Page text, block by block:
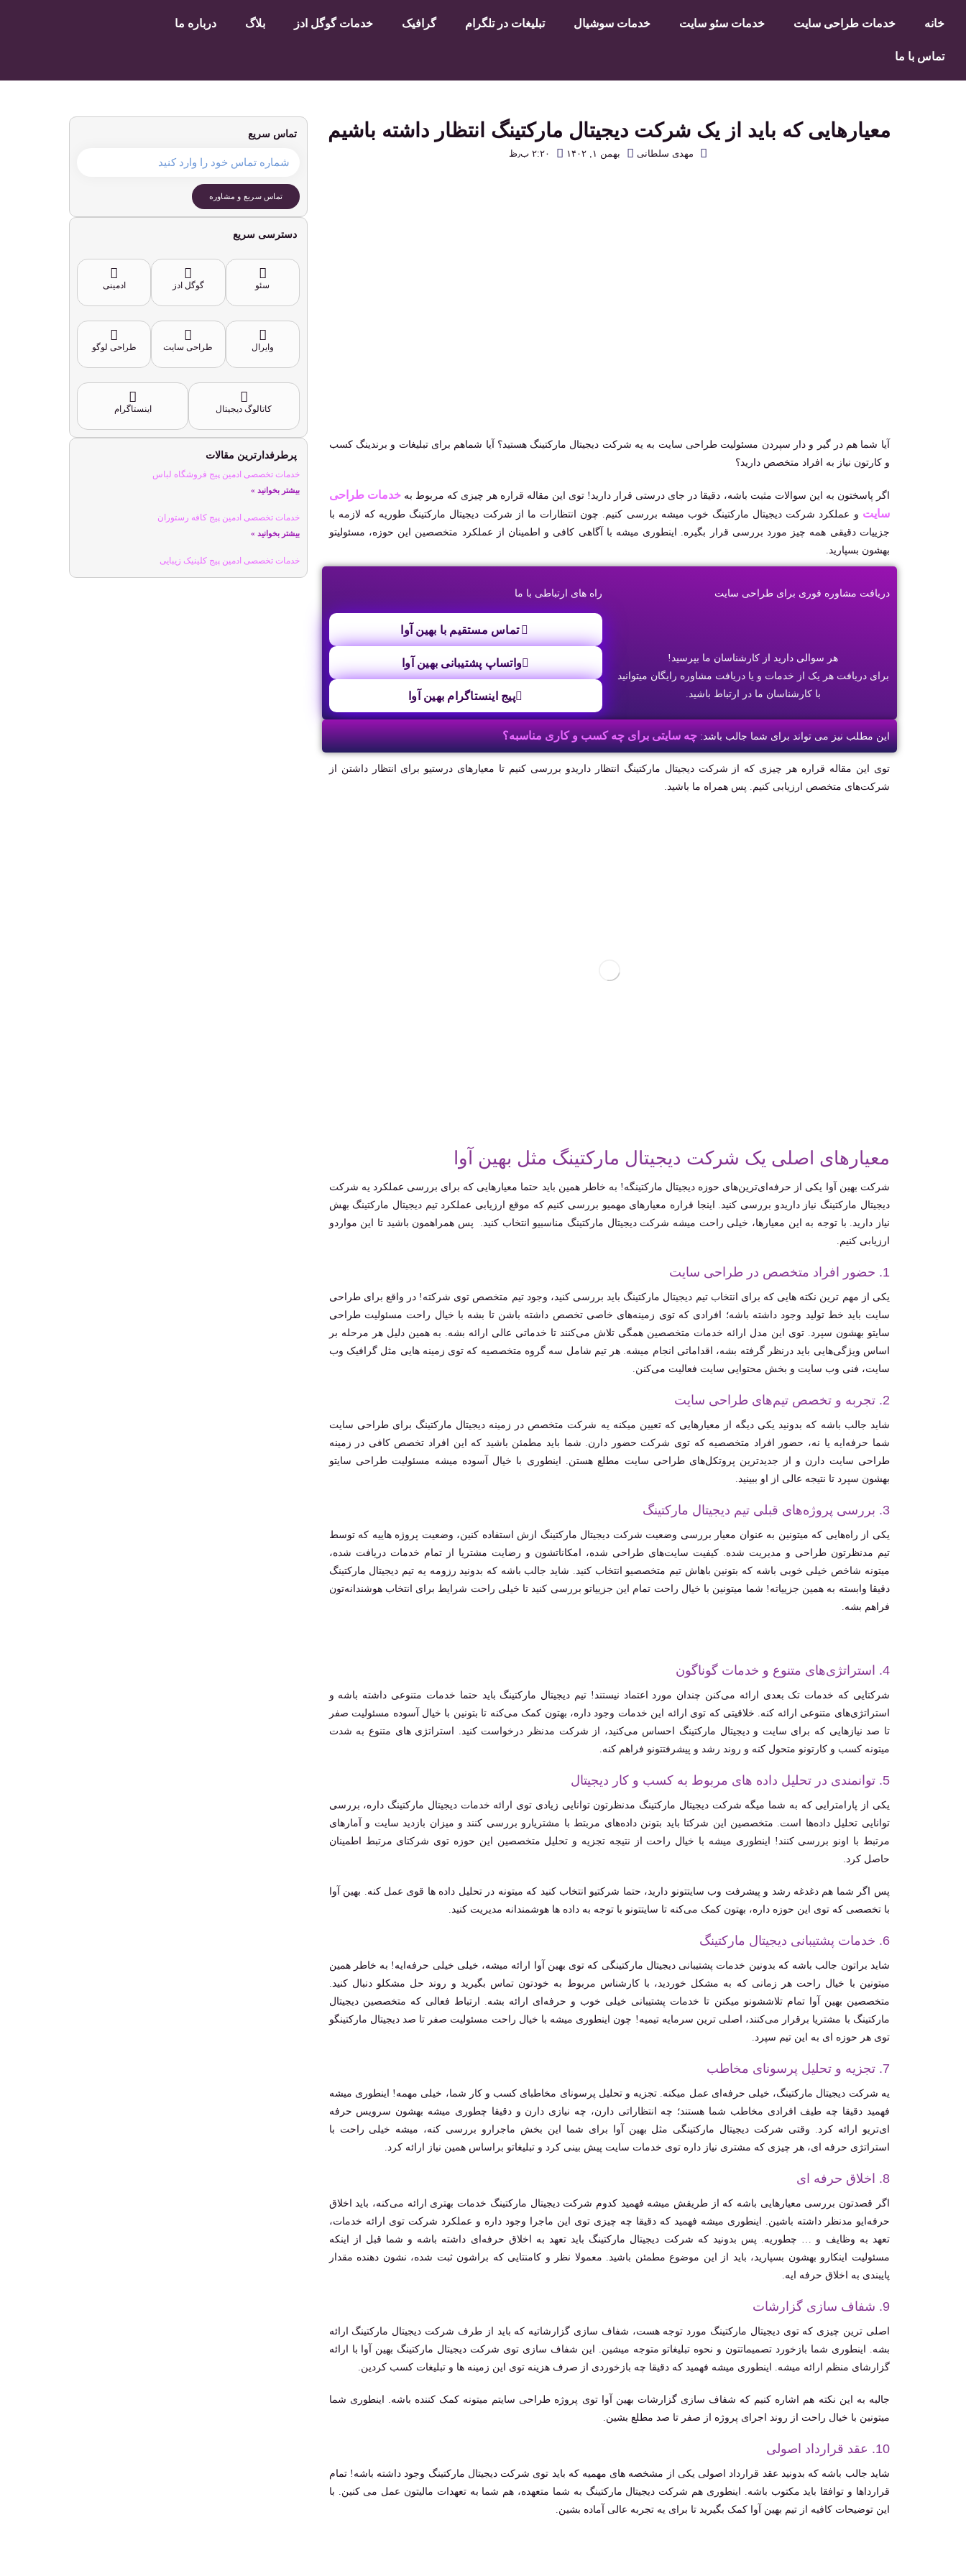
خانه خدمات طراحی سایت خدمات سئو سایت خدمات سوشیال تبلیغات در تلگرام گرافیک خدمات گوگل ادز بلاگ درباره ما
تماس با ما
معیارهایی که باید از یک شرکت دیجیتال مارکتینگ انتظار داشته باشیم
مهدی سلطانی بهمن ۱, ۱۴۰۲ ۲:۲۰ ب٫ظ
آیا شما هم در گیر و دار سپردن مسئولیت طراحی سایت به یه شرکت دیجیتال مارکتینگ هستید؟ آیا شماهم برای تبلیغات و برندینگ کسب
و کارتون نیاز به افراد متخصص دارید؟
اگر پاسختون به این سوالات مثبت باشه، دقیقا در جای درستی قرار دارید! توی این مقاله قراره هر چیزی که مربوط بهخدمات طراحی
سایت و عملکرد شرکت دیجیتال مارکتینگ خوب میشه بررسی کنیم. چون انتظارات ما از شرکت دیجیتال مارکتینگ طوریه که لازمه با
جزییات دقیقی همه چیز مورد بررسی قرار بگیره. اینطوری میشه با آگاهی کافی و اطمینان از عملکرد متخصصین این حوزه، مسئولیتو
بهشون بسپارید.
دریافت مشاوره فوری برای طراحی سایت
هر سوالی دارید از کارشناسان ما بپرسید!
برای دریافت هر یک از خدمات و یا دریافت مشاوره رایگان میتوانید
با کارشناسان ما در ارتباط باشید.
راه های ارتباطی با ما
تماس مستقیم با بهین آوا
واتساپ پشتیبانی بهین آوا
پیج اینستاگرام بهین آوا
این مطلب نیز می تواند برای شما جالب باشد:چه سایتی برای چه کسب و کاری مناسبه؟
توی این مقاله قراره هر چیزی که از شرکت دیجیتال مارکتینگ انتظار داریدو بررسی کنیم تا معیارهای درستیو برای انتظار داشتن از
شرکت‌های متخصص ارزیابی کنیم. پس همراه ما باشید.
معیارهای اصلی یک شرکت دیجیتال مارکتینگ مثل بهین آوا
شرکت بهین آوا یکی از حرفه‌ای‌ترین‌های حوزه دیجیتال مارکتینگه! به خاطر همین باید حتما معیارهایی که برای بررسی عملکرد یه شرکت
دیجیتال مارکتینگ نیاز داریدو بررسی کنید. اینجا قراره معیارهای مهمیو بررسی کنیم که موقع ارزیابی عملکرد تیم دیجیتال مارکتینگ بهش
نیاز دارید. با توجه به این معیارها، خیلی راحت میشه شرکت دیجیتال مارکتینگ مناسبیو انتخاب کنید. پس همراهمون باشید تا این مواردو
ارزیابی کنیم.
1. حضور افراد متخصص در طراحی سایت
یکی از مهم ترین نکته هایی که برای انتخاب تیم دیجیتال مارکتینگ باید بررسی کنید، وجود تیم متخصص توی شرکته! در واقع برای طراحی
سایت باید خط تولید وجود داشته باشه؛ افرادی که توی زمینه‌های خاصی تخصص داشته باشن تا بشه با خیال راحت مسئولیت طراحی
سایتو بهشون سپرد. توی این مدل ارائه خدمات متخصصین همگی تلاش می‌کنند تا خدماتی عالی ارائه بشه. به همین دلیل هر مرحله بر
اساس ویژگی‌هایی باید درنظر گرفته بشه، اقداماتی انجام میشه. هر تیم شامل سه گروه متخصصیه که توی زمینه هایی مثل گرافیک وب
سایت، فنی وب سایت و بخش محتوایی سایت فعالیت می‌کنن.
2. تجربه و تخصص تیم‌های طراحی سایت
شاید جالب باشه که بدونید یکی دیگه از معیارهایی که تعیین میکنه یه شرکت متخصص در زمینه دیجیتال مارکتینگ برای طراحی سایت
شما حرفه‌ایه یا نه، حضور افراد متخصصیه که توی شرکت حضور دارن. شما باید مطمئن باشید که این افراد تخصص کافی در زمینه
طراحی سایت دارن و از جدیدترین پروتکل‌های طراحی سایت مطلع هستن. اینطوری با خیال آسوده میشه مسئولیت طراحی سایتو
بهشون سپرد تا نتیجه عالی از او ببینید.
3. بررسی پروژه‌های قبلی تیم دیجیتال مارکتینگ
یکی از راه‌هایی که میتونین به عنوان معیار بررسی وضعیت شرکت دیجیتال مارکتینگ ازش استفاده کنین، وضعیت پروژه هاییه که توسط
تیم مدنظرتون طراحی و مدیریت شده. کیفیت سایت‌های طراحی شده، امکاناتشون و رضایت مشتریا از تمام خدمات دریافت شده،
میتونه شاخص خیلی خوبی باشه که بتونین باهاش تیم متخصصیو انتخاب کنید. شاید جالب باشه که بدونید رزومه یه تیم دیجیتال مارکتینگ
دقیقا وابسته به همین جزییاته! شما میتونین با خیال راحت تمام این جزییاتو بررسی کنید تا خیلی راحت شرایط برای انتخاب هوشندانه‌تون
فراهم بشه.
4. استراتژی‌های متنوع و خدمات گوناگون
شرکتایی که خدمات تک بعدی ارائه می‌کنن چندان مورد اعتماد نیستند! تیم دیجیتال مارکتینگ باید حتما خدمات متنوعی داشته باشه و
استراتژی‌های متنوعی ارائه کنه. خلاقیتی که توی ارائه این خدمات وجود داره، بهتون کمک می‌کنه تا بتونین با خیال آسوده مسئولیت صفر
تا صد نیازهایی که برای سایت و دیجیتال مارکتینگ احساس می‌کنید، از شرکت مدنظر درخواست کنید. استراتژی های متنوع به شدت
میتونه کسب و کارتونو متحول کنه و روند رشد و پیشرفتتونو فراهم کنه.
5. توانمندی در تحلیل داده های مربوط به کسب و کار دیجیتال
یکی از پارامترایی که به شما میگه شرکت دیجیتال مارکتینگ مدنظرتون توانایی زیادی توی ارائه خدمات دیجیتال مارکتینگ داره، بررسی
توانایی تحلیل داده‌ها است. متخصصین این شرکتا باید بتونن داده‌های مربتط با مشتریارو بررسی کنند و میزان بازدید سایت و آمارهای
مرتبط با اونو بررسی کنند! اینطوری میشه با خیال راحت از نتیجه تجزیه و تحلیل متخصصین این حوزه توی شرکتای مرتبط اطمینان
حاصل کرد.
پس اگر شما هم دغدغه رشد و پیشرفت وب سایتتونو دارید، حتما شرکتیو انتخاب کنید که میتونه در تحلیل داده ها قوی عمل کنه. بهین آوا
با تخصصی که توی این حوزه داره، بهتون کمک می‌کنه تا سایتتونو با توجه به داده ها هوشمندانه مدیریت کنید.
6. خدمات پشتیبانی دیجیتال مارکتینگ
شاید براتون جالب باشه که بدونین خدمات پشتیبانی دیجیتال مارکتینگی که توی بهین آوا ارائه میشه، خیلی خیلی حرفه‌ایه! به خاطر همین
میتونین با خیال راحت هر زمانی که به مشکل خوردید، با کارشناس مربوط به خودتون تماس بگیرید و روند حل مشکلو دنبال کنید.
متخصصین بهین آوا تمام تلاششونو میکنن تا خدمات پشتیبانی خیلی خوب و حرفه‌ای ارائه بشه. ارتباط فعالی که متخصصین دیجیتال
مارکتینگ با مشتریا برقرار می‌کنند، اصلی ترین سرمایه تیمیه! چون اینطوری میشه با خیال راحت مسئولیت صفر تا صد دیجیتال مارکتینگو
توی هر حوزه ای به این تیم سپرد.
7. تجزیه و تحلیل پرسونای مخاطب
یه شرکت دیجیتال مارکتینگ، خیلی حرفه‌ای عمل میکنه. تجزیه و تحلیل پرسونای مخاطبای کسب و کار شما، خیلی مهمه! اینطوری میشه
فهمید دقیقا چه طیف افرادی مخاطب شما هستند؛ چه انتظاراتی دارن، چه نیازی دارن و دقیقا چطوری میشه بهشون سرویس حرفه
ای‌تریو ارائه کرد. وقتی شرکت دیجیتال مارکتینگی مثل بهین آوا برای شما این بخش ماجرارو بررسی کنه، میشه خیلی راحت با
استراتژی حرفه ای، هر چیزی که مشتری نیاز داره توی خدمات سایت پیش بینی کرد و تبلیغاتو براساس همین نیاز ارائه کرد.
8. اخلاق حرفه ای
اگر قصدتون بررسی معیارهایی باشه که از طریقش میشه فهمید کدوم شرکت دیجیتال مارکتینگ خدمات بهتری ارائه می‌کنه، باید اخلاق
حرفه‌ایو مدنظر داشته باشین. اینطوری میشه فهمید که دقیقا چه چیزی توی این ماجرا وجود داره و عملکرد شرکت توی ارائه خدمات،
تعهد به وظایف و … چطوریه. پس بدونید که شرکت دیجیتال مارکتینگ باید تعهد به اخلاق حرفه‌ای داشته باشه و شما قبل از اینکه
مسئولیت اینکارو بهشون بسپارید، باید از این موضوع مطمئن باشید. معمولا نظر و کامنتایی که براشون ثبت شده، نشون دهنده مقدار
پایبندی به اخلاق حرفه ایه.
9. شفاف سازی گزارشات
اصلی ترین چیزی که توی دیجیتال مارکتینگ مورد توجه هست، شفاف سازی گزارشاتیه که باید از طرف شرکت دیجیتال مارکتینگ ارائه
بشه. اینطوری شما بازخورد تصمیماتتون و نحوه تبلیغاتو متوجه میشین. این شفاف سازی توی شرکت دیجیتال مارکتینگ بهین آوا با ارائه
گزارشای منظم ارائه میشه. اینطوری میشه فهمید که دقیقا چه بازخوردی از صرف هزینه توی این زمینه ها و تبلیغات کسب کردین.
جالبه به این نکته هم اشاره کنیم که شفاف سازی گزارشات بهین آوا توی پروژه طراحی سایتم میتونه کمک کننده باشه. اینطوری شما
میتونین با خیال راحت از روند اجرای پروژه از صفر تا صد مطلع بشین.
10. عقد قرارداد اصولی
شاید جالب باشه که بدونید عقد قرارداد اصولی یکی از مشخصه های مهمیه که باید توی شرکت دیجیتال مارکتینگ وجود داشته باشه! تمام
قرارداها و توافقا باید مکتوب باشه. اینطوری هم شرکت دیجیتال مارکتینگ به شما متعهده، هم شما به تعهدات مالیتون عمل می کنین. با
این توضیحات کافیه از تیم بهین آوا کمک بگیرید تا برای یه تجربه عالی آماده بشین.
تماس سریع
تماس سریع و مشاوره
دسترسی سریع
سئو گوگل ادز ادمینی
وایرال طراحی سایت طراحی لوگو
کاتالوگ دیجیتال اینستاگرام
پرطرفدارترین مقالات
خدمات تخصصی ادمین پیج فروشگاه لباس
بیشتر بخوانید »
خدمات تخصصی ادمین پیج کافه رستوران
بیشتر بخوانید »
خدمات تخصصی ادمین پیج کلینیک زیبایی
بیشتر بخوانید »